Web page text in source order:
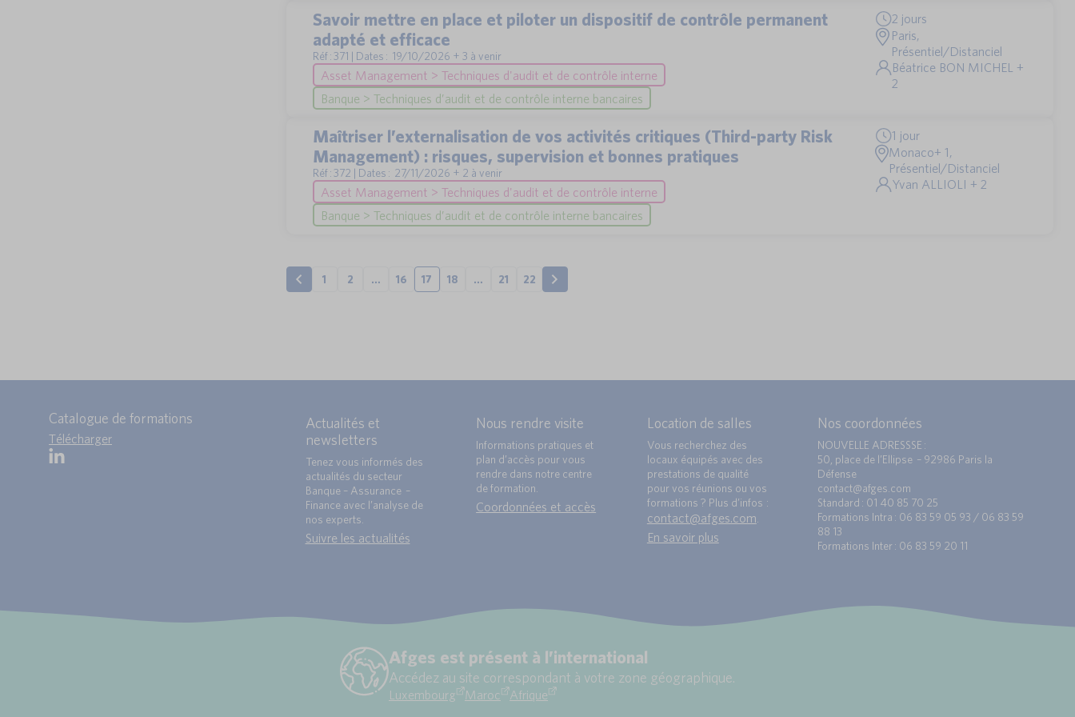
Savoir mettre en place et piloter un dispositif de contrôle permanent
adapté et efficace
Réf : 371 | Dates : 19/10/2026 + 3 à venir
Asset Management > Techniques d'audit et de contrôle interne
Banque > Techniques d’audit et de contrôle interne bancaires
2 jours
Paris,
Présentiel/Distanciel
Béatrice BON MICHEL +
2
Maîtriser l’externalisation de vos activités critiques (Third-party Risk
Management) : risques, supervision et bonnes pratiques
Réf : 372 | Dates : 27/11/2026 + 2 à venir
Asset Management > Techniques d'audit et de contrôle interne
Banque > Techniques d’audit et de contrôle interne bancaires
1 jour
Monaco+ 1,
Présentiel/Distanciel
Yvan ALLIOLI + 2
1 2 … 16 17 18 … 21 22
Catalogue de formations
Télécharger
Actualités et
newsletters
Tenez vous informés des
actualités du secteur
Banque – Assurance –
Finance avec l’analyse de
nos experts.
Suivre les actualités
Nous rendre visite
Informations pratiques et
plan d’accès pour vous
rendre dans notre centre
de formation.
Coordonnées et accès
Location de salles
Vous recherchez des
locaux équipés avec des
prestations de qualité
pour vos réunions ou vos
formations ? Plus d’infos :
contact@afges.com
En savoir plus
Nos coordonnées
NOUVELLE ADRESSSE :
50, place de l’Ellipse – 92986 Paris la
Défense
contact@afges.com
Standard : 01 40 85 70 25
Formations Intra : 06 83 59 05 93 / 06 83 59
88 13
Formations Inter : 06 83 59 20 11
Afges est présent à l’international
Accédez au site correspondant à votre zone géographique.
Luxembourg Maroc Afrique